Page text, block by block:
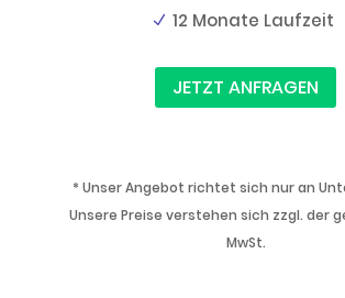
12 Monate Laufzeit
JETZT ANFRAGEN
* Unser Angebot richtet sich nur an
Unsere Preise verstehen sich zzgl. der
MwSt.